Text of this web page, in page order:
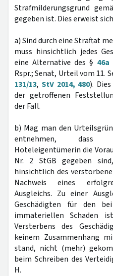
Strafmilderungsgrund
gegeben ist. Dies erweist
a) Sind durch eine Straftat
muss hinsichtlich jedes
eine Alternative des § 46a
Rspr.; Senat, Urteil vom 11.
131/13, StV 2014, 480).
der getroffenen
der Fall.
b) Mag man den
entnehmen, dass
Hoteleigentümerin die
Nr. 2 StGB gegeben
hinsichtlich des
Nachweis eines
Ausgleichs. Zu einer
Geschädigten für den
immateriellen Schaden
Versterbens des
keinem Zusammenhang
stand, nicht (mehr)
beim Schreiben des
H.